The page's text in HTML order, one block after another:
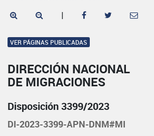
|
VER PÁGINAS PUBLICADAS
DIRECCIÓN NACIONAL
DE MIGRACIONES
Disposición 3399/2023
DI-2023-3399-APN-DNM#MI